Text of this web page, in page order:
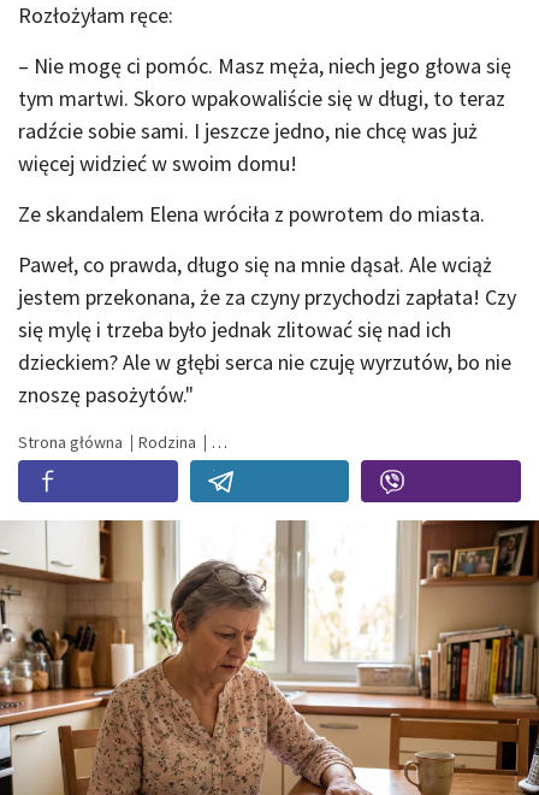
Rozłożyłam ręce:
– Nie mogę ci pomóc. Masz męża, niech jego głowa się
tym martwi. Skoro wpakowaliście się w długi, to teraz
radźcie sobie sami. I jeszcze jedno, nie chcę was już
więcej widzieć w swoim domu!
Ze skandalem Elena wróciła z powrotem do miasta.
Paweł, co prawda, długo się na mnie dąsał. Ale wciąż
jestem przekonana, że za czyny przychodzi zapłata! Czy
się mylę i trzeba było jednak zlitować się nad ich
dzieckiem? Ale w głębi serca nie czuję wyrzutów, bo nie
znoszę pasożytów."
Strona główna Rodzina